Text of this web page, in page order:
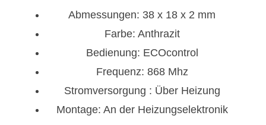
Abmessungen: 38 x 18 x 2 mm
Farbe: Anthrazit
Bedienung: ECOcontrol
Frequenz: 868 Mhz
Stromversorgung : Über Heizung
Montage: An der Heizungselektronik